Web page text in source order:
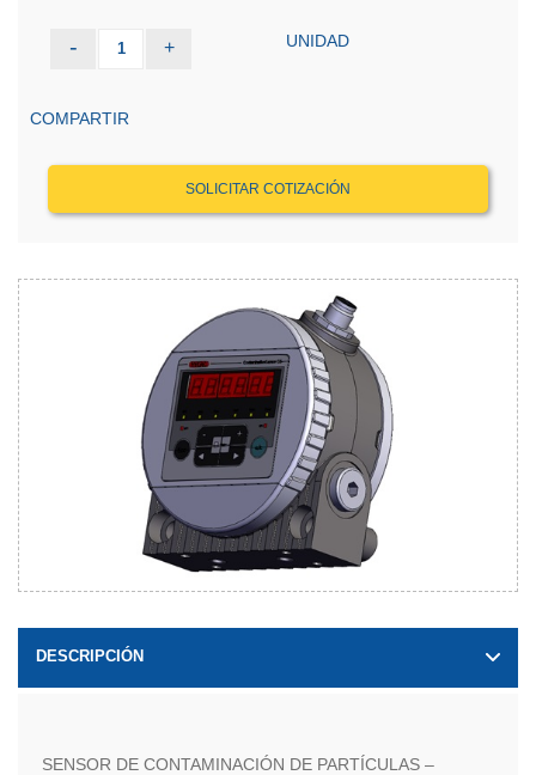
- 1 + UNIDAD
COMPARTIR
SOLICITAR COTIZACIÓN
DESCRIPCIÓN
SENSOR DE CONTAMINACIÓN DE PARTÍCULAS –